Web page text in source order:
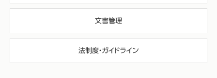
文書管理
法制度・ガイドライン